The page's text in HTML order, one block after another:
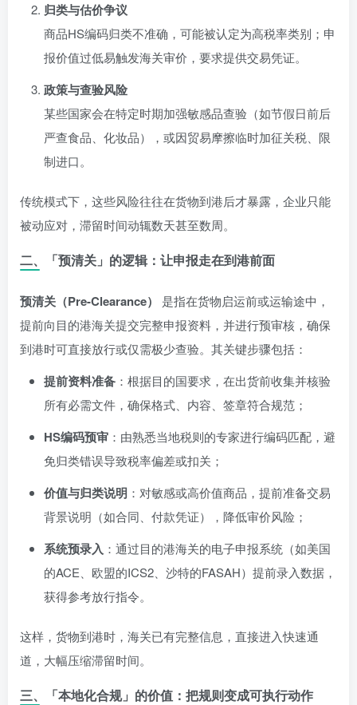
归类与估价争议
商品HS编码归类不准确，可能被认定为高税率类别；申
报价值过低易触发海关审价，要求提供交易凭证。
政策与查验风险
某些国家会在特定时期加强敏感品查验（如节假日前后
严查食品、化妆品），或因贸易摩擦临时加征关税、限
制进口。
传统模式下，这些风险往往在货物到港后才暴露，企业只能
被动应对，滞留时间动辄数天甚至数周。
二、「预清关」的逻辑：让申报走在到港前面
预清关（Pre-Clearance）
是指在货物启运前或运输途中，
提前向目的港海关提交完整申报资料，并进行预审核，确保
到港时可直接放行或仅需极少查验。其关键步骤包括：
提前资料准备 ：根据目的国要求，在出货前收集并核验
所有必需文件，确保格式、内容、签章符合规范；
HS编码预审 ：由熟悉当地税则的专家进行编码匹配，避
免归类错误导致税率偏差或扣关；
价值与归类说明 ：对敏感或高价值商品，提前准备交易
背景说明（如合同、付款凭证），降低审价风险；
系统预录入 ：通过目的港海关的电子申报系统（如美国
的ACE、欧盟的ICS2、沙特的FASAH）提前录入数据，
获得参考放行指令。
这样，货物到港时，海关已有完整信息，直接进入快速通
道，大幅压缩滞留时间。
三、「本地化合规」的价值：把规则变成可执行动作